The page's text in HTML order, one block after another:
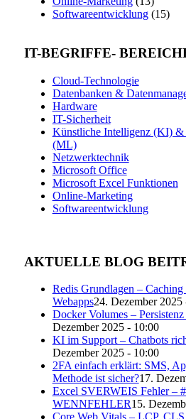
Softwareentwicklung(15)
IT-BEGRIFFE-
Cloud-Technologie
Datenbanken &
Hardware
IT-Sicherheit
Künstliche Intelligenz (KI) &
(ML)
Netzwerktechnik
Microsoft Office
Microsoft Excel Funktionen
Online-Marketing
Softwareentwicklung
AKTUELLE BLOG
Redis Grundlagen – Caching
Webapps24. Dezember 2025
Docker Volumes –
Dezember 2025 - 10:00
KI im Support – Chatbots
Dezember 2025 - 10:00
2FA einfach erklärt: SMS,
Methode ist sicher?17.
Excel SVERWEIS Fehler –
WENNFEHLER15.